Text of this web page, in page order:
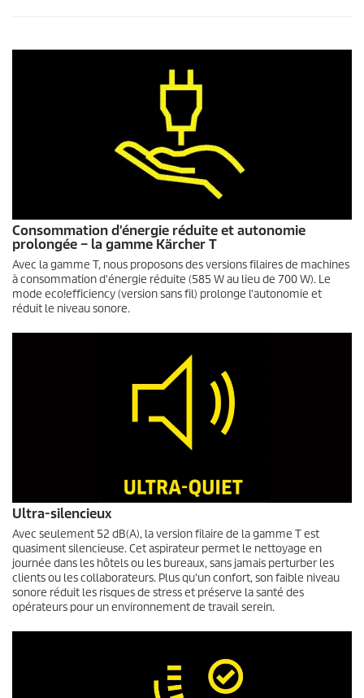
Consommation d'énergie réduite et autonomie
prolongée – la gamme Kärcher T
Avec la gamme T, nous proposons des versions filaires de machines
à consommation d'énergie réduite (585 W au lieu de 700 W). Le
mode eco!efficiency(version sans fil) prolonge l'autonomie et
réduit le niveau sonore.
Ultra-silencieux
Avec seulement 52 dB(A), la version filaire de la gamme T est
quasiment silencieuse. Cet aspirateur permet le nettoyage en
journée dans les hôtels ou les bureaux, sans jamais perturber les
clients ou les collaborateurs. Plus qu'un confort, son faible niveau
sonore réduit les risques de stress et préserve la santé des
opérateurs pour un environnement de travail serein.